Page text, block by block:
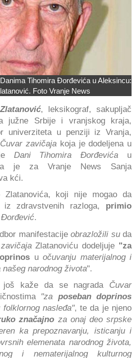
Tihomira Đorđevića u Aleksincu:
Foto Vranje News
, leksikograf, sakupljač
južne Srbije i vranjskog kraja,
univerziteta u penziji iz Vranja,
Čuvar zavičaja koja je dodeljena u
Dani Tihomira Đorđevića u
je za Vranje News Sanja
kći.
Zlatanovića, koji nije mogao da
iz zdravstvenih razloga, primio
.
manifestacijeobrazložili suda
Zlatanoviću dodeljuje "za
uočuvanju materijalnog i
narodnog života".
još kaže da se nagrada Čuvar
"za poseban doprinos
nasleđa", te da je njeno
značajno za onaj deo srpske
ka prepoznavanju, isticanju i
elemenata narodnog života,
i nematerijalnog kulturnog